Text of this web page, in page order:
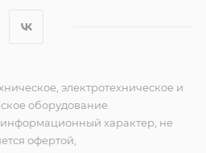
электротехническое и
оборудование.
характер, не
офертой,